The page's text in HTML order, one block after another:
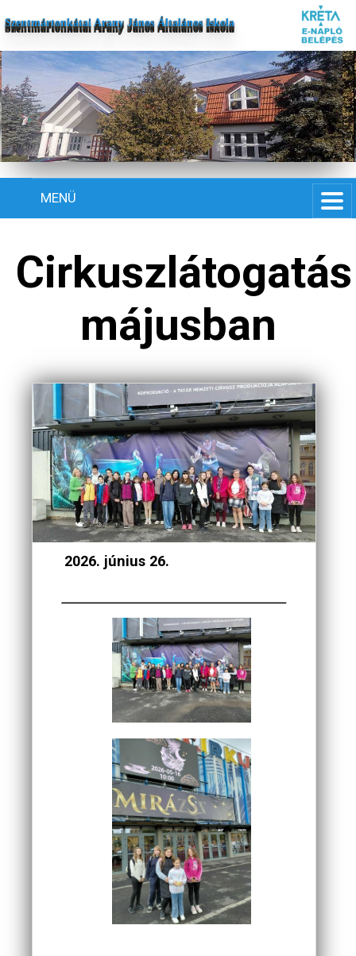
Szentmártonkátai Arany János Általános Iskola
MENÜ
Cirkuszlátogatás
májusban
2026. június 26.